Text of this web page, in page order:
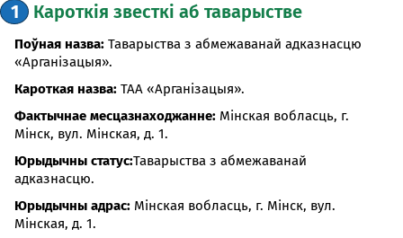
1 Кароткія звесткі аб таварыстве
Поўная назва: Таварыства з абмежаванай адказнасцю
«Арганізацыя».
Кароткая назва: ТАА «Арганізацыя».
Фактычнае месцазнаходжанне: Мінская вобласць, г.
Мінск, вул. Мінская, д. 1.
Юрыдычны статус:Таварыства з абмежаванай
адказнасцю.
Юрыдычны адрас: Мінская вобласць, г. Мінск, вул.
Мінская, д. 1.